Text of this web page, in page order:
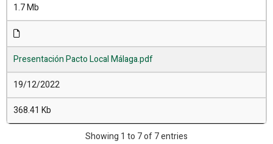
1.7 Mb
Presentación Pacto Local Málaga.pdf
19/12/2022
368.41 Kb
Showing 1 to 7 of 7 entries